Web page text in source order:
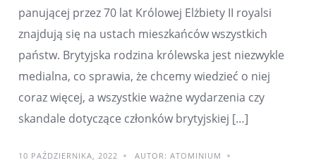
panującej przez 70 lat Królowej Elżbiety II royalsi
znajdują się na ustach mieszkańców wszystkich
państw. Brytyjska rodzina królewska jest niezwykle
medialna, co sprawia, że chcemy wiedzieć o niej
coraz więcej, a wszystkie ważne wydarzenia czy
skandale dotyczące członków brytyjskiej […]
10 PAŹDZIERNIKA, 2022
AUTOR: ATOMINIUM